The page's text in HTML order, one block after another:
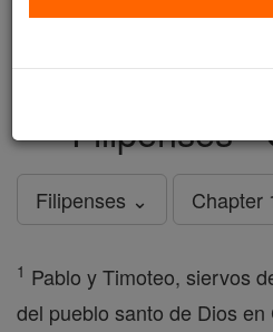
just$5, the cost of a coffee,
in faith. Thank you.DONATE
Filipenses -
Filipenses ⌄ Chapter
1 Pablo y Timoteo, siervos
del pueblo santo de Dios